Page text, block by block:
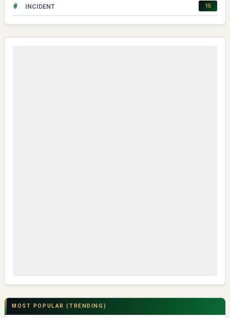
# INCIDENT 15
MOST POPULAR (TRENDING)